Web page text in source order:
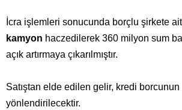
İcra işlemleri sonucunda borçlu şirkete ait
kamyon haczedilerek 360 milyon sum
açık artırmaya çıkarılmıştır.
Satıştan elde edilen gelir, kredi borcunun
yönlendirilecektir.